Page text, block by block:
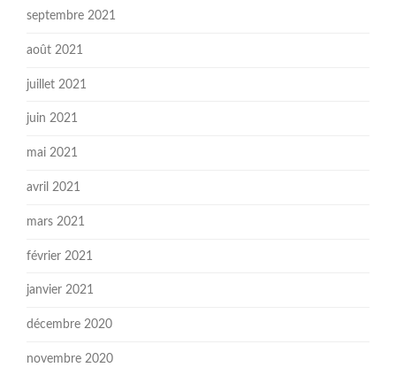
septembre 2021
août 2021
juillet 2021
juin 2021
mai 2021
avril 2021
mars 2021
février 2021
janvier 2021
décembre 2020
novembre 2020